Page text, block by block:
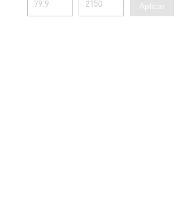
Aplicar